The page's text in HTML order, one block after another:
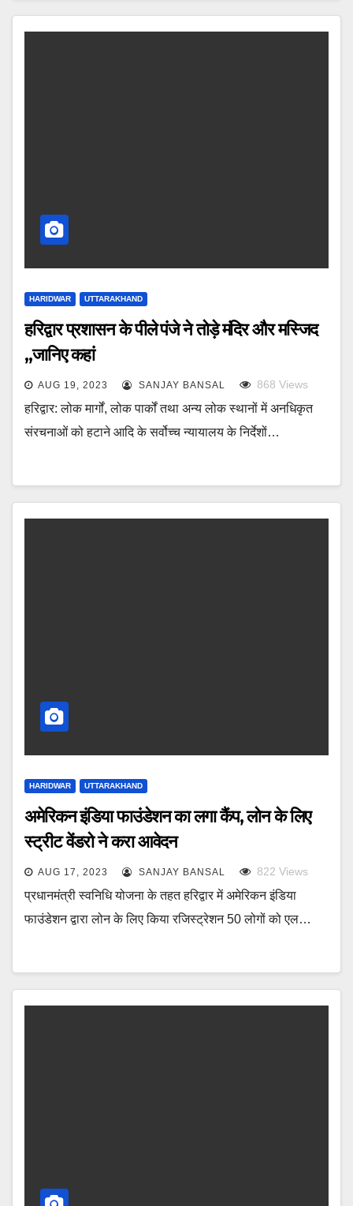
HARIDWAR UTTARAKHAND
हरिद्वार प्रशासन के पीले पंजे ने तोड़े मंदिर और मस्जिद
,,जानिए कहां
AUG 19, 2023 SANJAY BANSAL 868 Views
हरिद्वार: लोक मार्गों, लोक पार्कों तथा अन्य लोक स्थानों में अनधिकृत
संरचनाओं को हटाने आदि के सर्वोच्च न्यायालय के निर्देशों…
HARIDWAR UTTARAKHAND
अमेरिकन इंडिया फाउंडेशन का लगा कैंप, लोन के लिए
स्ट्रीट वेंडरो ने करा आवेदन
AUG 17, 2023 SANJAY BANSAL 822 Views
प्रधानमंत्री स्वनिधि योजना के तहत हरिद्वार में अमेरिकन इंडिया
फाउंडेशन द्वारा लोन के लिए किया रजिस्ट्रेशन 50 लोगों को एल…